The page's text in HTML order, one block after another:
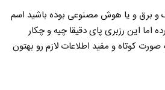
و برق و یا هوش مصنوعی بوده باشید اسم
اما این رزبری پای دقیقا چیه و چکار
کوتاه و مفید اطلاعات لازم رو بهتون